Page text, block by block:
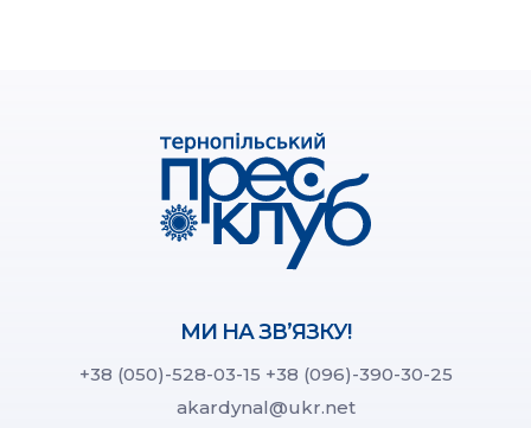
МИ НА ЗВ’ЯЗКУ!
+38 (050)-528-03-15 +38 (096)-390-30-25
akardynal@ukr.net